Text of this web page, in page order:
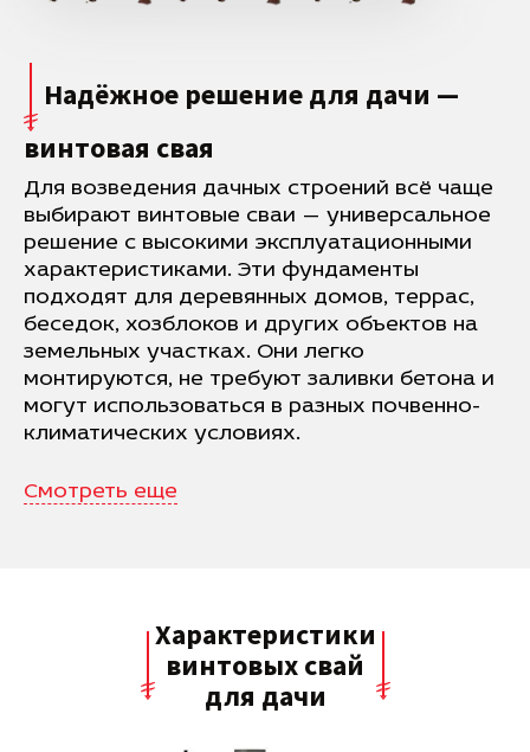
Надёжное решение для дачи —
винтовая свая
Для возведения дачных строений всё чаще
выбирают винтовые сваи — универсальное
решение с высокими эксплуатационными
характеристиками. Эти фундаменты
подходят для деревянных домов, террас,
беседок, хозблоков и других объектов на
земельных участках. Они легко
монтируются, не требуют заливки бетона и
могут использоваться в разных почвенно-
климатических условиях.
Смотреть еще
Характеристики
винтовых свай
для дачи